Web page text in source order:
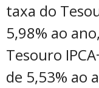
taxa do
5,98% ao
Tesouro
de 5,53% ao